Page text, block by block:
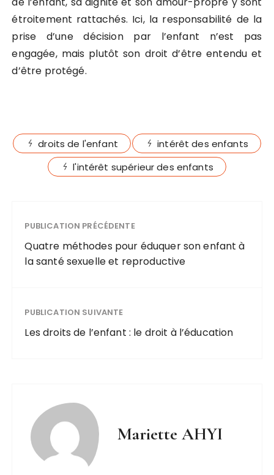
étroitement rattachés. Ici, la responsabilité de la
prise d’une décision par l’enfant n’est pas
engagée, mais plutôt son droit d’être entendu et
d’être protégé.
droits de l'enfant
intérêt des enfants
l'intérêt supérieur des enfants
PUBLICATION PRÉCÉDENTE
Quatre méthodes pour éduquer son enfant à
la santé sexuelle et reproductive
PUBLICATION SUIVANTE
Les droits de l’enfant : le droit à l’éducation
Mariette AHYI